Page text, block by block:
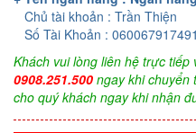
Chủ tài khoản : Trần Thiện
Số Tài Khoản : 060067917491
Khách vui lòng liên hệ trực tiếp
0908.251.500 ngay khi chuyển
cho quý khách ngay khi nhận